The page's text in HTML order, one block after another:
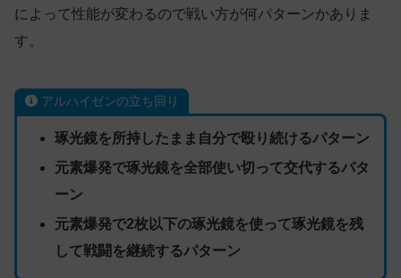
によって性能が変わるので戦い方が何パターンかありま
す。
アルハイゼンの立ち回り
琢光鏡を所持したまま自分で殴り続けるパターン
元素爆発で琢光鏡を全部使い切って交代するパタ
ーン
元素爆発で2枚以下の琢光鏡を使って琢光鏡を残
して戦闘を継続するパターン